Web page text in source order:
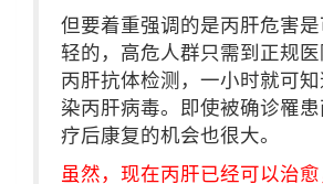
但要着重强调的是丙肝危害
轻的，高危人群只需到正规
丙肝抗体检测，一小时就可
染丙肝病毒。即使被确诊罹
疗后康复的机会也很大。
虽然，现在丙肝已经可以治